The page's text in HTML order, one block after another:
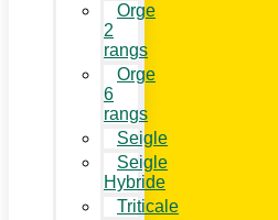
Orge
2
rangs
Orge
6
rangs
Seigle
Seigle
Hybride
Triticale